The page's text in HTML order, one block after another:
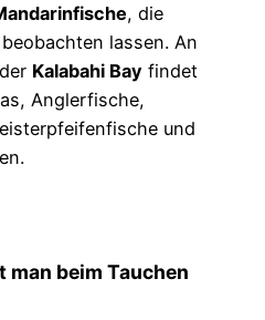
, die
lassen. An
Kalabahi Bay findet
Anglerfische,
und
man beim Tauchen